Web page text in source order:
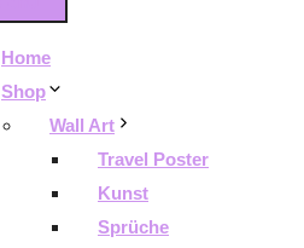
Home
Shop
Wall Art
Travel Poster
Kunst
Sprüche